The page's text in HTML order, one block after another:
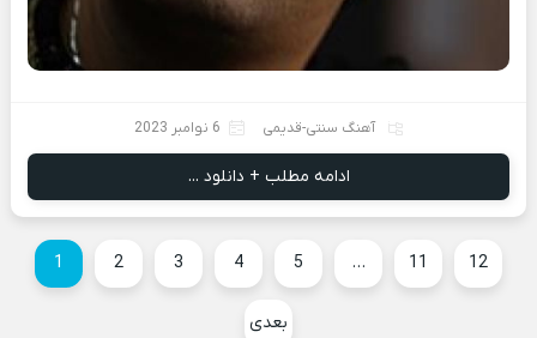
آهنگ سنتی-قدیمی 6 نوامبر 2023
ادامه مطلب + دانلود ...
1 2 3 4 5 … 11 12
بعدی